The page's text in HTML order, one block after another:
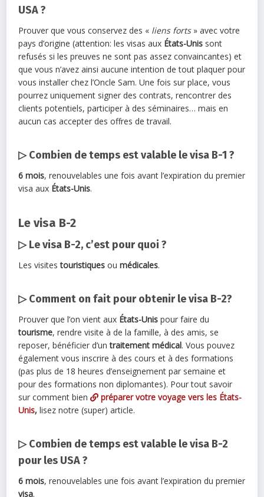
USA ?
Prouver que vous conservez des « liens forts» avec votre
pays d’origine (attention: les visas aux États-Unis sont
refusés si les preuves ne sont pas assez convaincantes) et
que vous n’avez ainsi aucune intention de tout plaquer pour
vous installer chez l’Oncle Sam. Une fois sur place, vous
pourrez uniquement signer des contrats, rencontrer des
clients potentiels, participer à des séminaires… mais en
aucun cas accepter des offres de travail.
▷ Combien de temps est valable le visa B-1 ?
6 mois, renouvelables une fois avant l’expiration du premier
visa aux États-Unis.
Le visa B-2
▷ Le visa B-2, c’est pour quoi ?
Les visitestouristiques oumédicales.
▷ Comment on fait pour obtenir le visa B-2?
Prouver que l’on vient aux États-Unis pour faire du
tourisme, rendre visite à de la famille, à des amis, se
reposer, bénéficier d’untraitement médical. Vous pouvez
également vous inscrire à des cours et à des formations
(pas plus de 18 heures d’enseignement par semaine et
pour des formations non diplomantes). Pour tout savoir
sur comment bien
préparer votre voyage vers les États-
Unis, lisez notre (super) article.
▷ Combien de temps est valable le visa B-2
pour les USA ?
6 mois, renouvelables une fois avant l’expiration du premier
visa.